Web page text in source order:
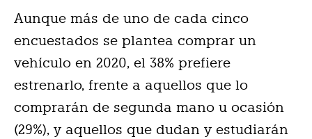
Aunque más de uno de cada cinco
encuestados se plantea comprar un
vehículo en 2020, el 38% prefiere
estrenarlo, frente a aquellos que lo
comprarán de segunda mano u ocasión
(29%), y aquellos que dudan y estudiarán